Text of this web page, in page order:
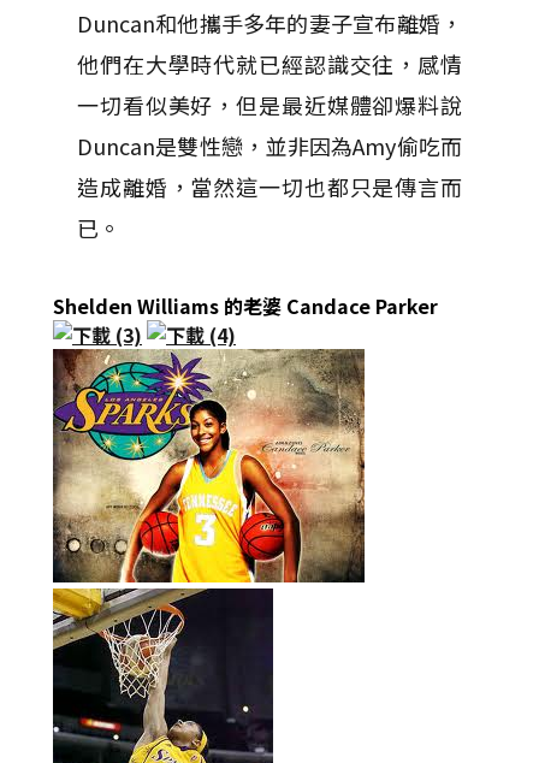
Duncan和他攜手多年的妻子宣布離婚，
他們在大學時代就已經認識交往，感情
一切看似美好，但是最近媒體卻爆料說
Duncan是雙性戀，並非因為Amy偷吃而
造成離婚，當然這一切也都只是傳言而
已。
Shelden Williams 的老婆 Candace Parker